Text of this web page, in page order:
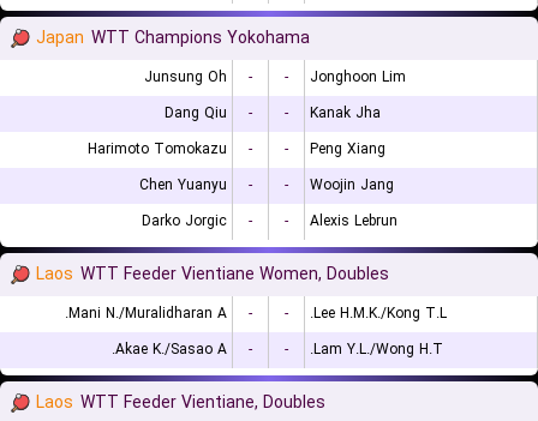
Japan WTT Champions Yokohama
Junsung Oh - -
Jonghoon Lim
Dang Qiu
- -
Kanak Jha
Harimoto Tomokazu
- -
Peng Xiang
Chen Yuanyu
- -
Woojin Jang
Darko Jorgic
- - Alexis Lebrun
Laos WTT Feeder Vientiane Women, Doubles
Mani N./Muralidharan A. - -
Lee H.M.K./Kong T.L.
Akae K./Sasao A.
- - Lam Y.L./Wong H.T.
Laos WTT Feeder Vientiane, Doubles